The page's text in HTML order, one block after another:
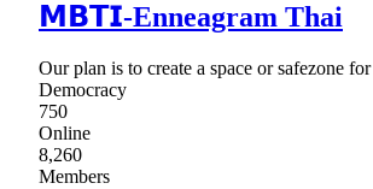
𝗠𝗕𝗧𝗜-Enneagram Thai
Our plan is to create a space or safezone
Democracy
750
Online
8,260
Members